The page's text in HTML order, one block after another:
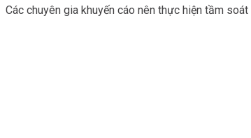
Các chuyên gia khuyến cáo nên thực hiện tầm